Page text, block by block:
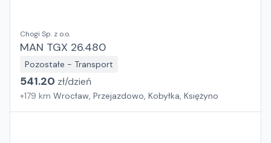
Chogi Sp. z o.o.
MAN TGX 26.480
Pozostałe - Transport
541.20 zł/dzień
+179 km Wrocław, Przejazdowo, Kobyłka, Księżyno